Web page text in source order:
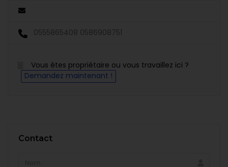
0555865408 0586908751
Vous êtes propriétaire ou vous travaillez ici ?
Demandez maintenant !
Contact